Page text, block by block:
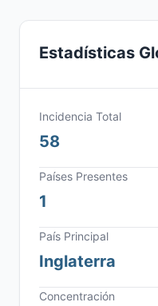
Estadísticas
Incidencia Total
58
Países Presentes
1
País Principal
Inglaterra
Concentración